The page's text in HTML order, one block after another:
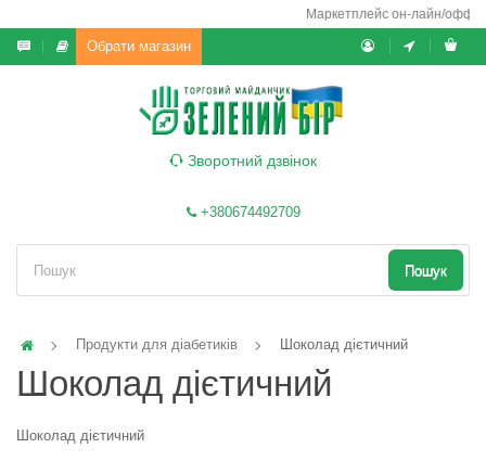
Маркетплейс он-лайн/офф-
Обрати магазин
Зворотний дзвінок
+380674492709
Пошук
Продукти для діабетиків Шоколад дієтичний
Шоколад дієтичний
Шоколад дієтичний